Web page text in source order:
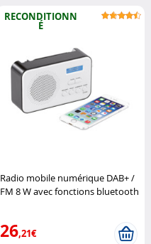
RECONDITIONN
É
Radio mobile numérique DAB+ /
FM 8 W avec fonctions bluetooth
26,21€